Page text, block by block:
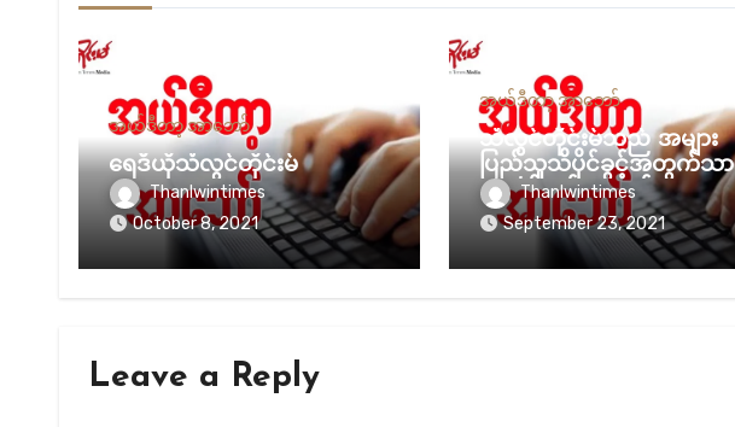
အယ်ဒီတာ့ အာဘော်
ရေဒီယိုသံလွင်တိုင်းမ်
Thanlwintimes
October 8, 2021
အယ်ဒီတာ့ အာဘော်
သံလွင်တိုင်းမ်သည် အများ
ပြည်သူသိပိုင်ခွင့်အတွက်သာ
အလုပ်လုပ်နေသည်
Thanlwintimes
September 23, 2021
Leave a Reply